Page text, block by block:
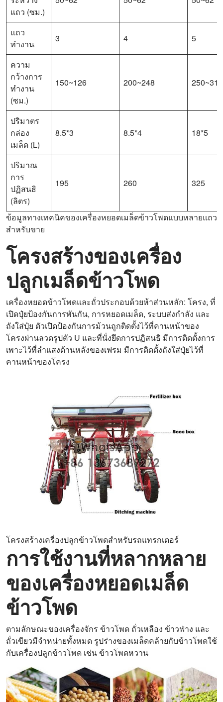
แถว (ซม.)
แถว
ทำงาน
3 4 5
ความ
กว้างการ
ทำงาน
(ซม.)
150~126 200~248 250~310
ปริมาตร
กล่อง
เมล็ด (L)
8.5*3 8.5*4 18*5
ปริมาณ
การ
ปฏิสนธิ
(ลิตร)
195 260 325
ข้อมูลทางเทคนิคของเครื่องหยอดเมล็ดข้าวโพดแบบหลายแถว
สำหรับขาย
โครงสร้างของเครื่อง
ปลูกเมล็ดข้าวโพด
เครื่องหยอดข้าวโพดและถั่วประกอบด้วยห้าส่วนหลัก: โครง, ที่
เปิดปุ๋ยป้องกันการพันกัน, การหยอดเมล็ด, ระบบส่งกำลัง และ
ถังใส่ปุ๋ย ตัวเปิดป้องกันการม้วนถูกติดตั้งไว้ที่คานหน้าของ
โครงผ่านลวดรูปตัว U และที่นั่งยึดการปฏิสนธิ มีการติดตั้งการ
เพาะไว้ที่ลำแสงด้านหลังของเฟรม มีการติดตั้งถังใส่ปุ๋ยไว้ที่
คานหน้าของโครง
โครงสร้างเครื่องปลูกข้าวโพดสำหรับรถแทรกเตอร์
การใช้งานที่หลากหลาย
ของเครื่องหยอดเมล็ด
ข้าวโพด
ตามลักษณะของเครื่องจักร ข้าวโพด ถั่วเหลือง ข้าวฟ่าง และ
ถั่วเขียวมีจำหน่ายทั้งหมด รูปร่างของเมล็ดคล้ายกับข้าวโพดใช้
กับเครื่องปลูกข้าวโพด เช่น ข้าวโพดหวาน